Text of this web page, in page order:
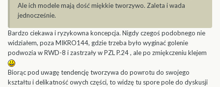
Ale ich modele mają dość miękkie tworzywo. Zaleta i wada
jednocześnie.
Bardzo ciekawa i ryzykowna koncepcja. Nigdy czegoś podobnego nie
widziałem, poza MIKRO144, gdzie trzeba było wyginać golenie
podwozia w RWD-8 i zastrzały w PZL P.24 , ale po zmiękczeniu klejem
Biorąc pod uwagę tendencję tworzywa do powrotu do swojego
kształtu i delikatność owych części, to widzę tu spore pole do dyskusji